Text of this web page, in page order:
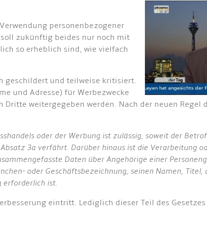
personenbezogener
soll zukünftig beides nur noch mit
so erheblich sind, wie vielfach
geschildert und teilweise kritisiert.
und Adresse) für Werbezwecke
weitergegeben werden. Nach der neuen Regel
oder der Werbung ist zulässig, soweit der
3a verfährt. Darüber hinaus ist die Verarbeitung
Daten über Angehörige einer
oder Geschäftsbezeichnung, seinen Namen, Titel,
erforderlich ist.
eintritt. Lediglich dieser Teil des